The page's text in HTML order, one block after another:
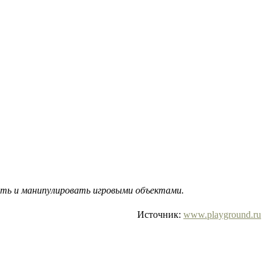
и манипулировать игровыми объектами.
Источник: www.playground.ru